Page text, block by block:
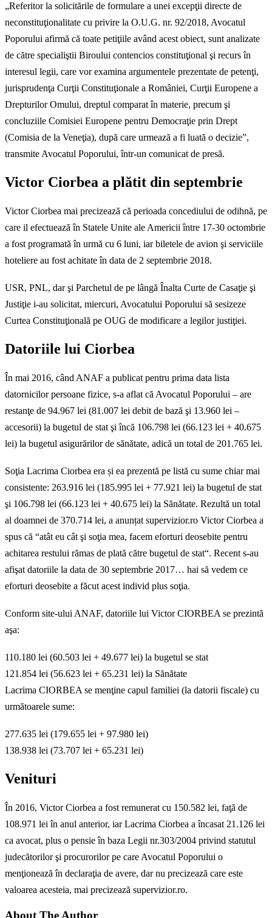
„Referitor la solicitările de formulare a unei excepţii directe de
neconstituţionalitate cu privire la O.U.G. nr. 92/2018, Avocatul
Poporului afirmă că toate petiţiile având acest obiect, sunt analizate
de către specialiştii Biroului contencios constituţional şi recurs în
interesul legii, care vor examina argumentele prezentate de petenţi,
jurisprudenţa Curţii Constituţionale a României, Curţii Europene a
Drepturilor Omului, dreptul comparat în materie, precum şi
concluziile Comisiei Europene pentru Democraţie prin Drept
(Comisia de la Veneţia), după care urmează a fi luată o decizie”,
transmite Avocatul Poporului, într-un comunicat de presă.
Victor Ciorbea a plătit din septembrie
Victor Ciorbea mai precizează că perioada concediului de odihnă, pe
care il efectuează în Statele Unite ale Americii între 17-30 octombrie
a fost programată în urmă cu 6 luni, iar biletele de avion şi serviciile
hoteliere au fost achitate în data de 2 septembrie 2018.
USR, PNL, dar şi Parchetul de pe lângă Înalta Curte de Casaţie şi
Justiţie i-au solicitat, miercuri, Avocatului Poporului să sesizeze
Curtea Constituţională pe OUG de modificare a legilor justiţiei.
Datoriile lui Ciorbea
În mai 2016, când ANAF a publicat pentru prima data lista
datornicilor persoane fizice, s-a aflat că Avocatul Poporului – are
restanţe de 94.967 lei (81.007 lei debit de bază şi 13.960 lei –
accesorii) la bugetul de stat şi încă 106.798 lei (66.123 lei + 40.675
lei) la bugetul asigurărilor de sănătate, adică un total de 201.765 lei.
Soţia Lacrima Ciorbea era și ea prezentă pe listă cu sume chiar mai
consistente: 263.916 lei (185.995 lei + 77.921 lei) la bugetul de stat
şi 106.798 lei (66.123 lei + 40.675 lei) la Sănătate. Rezultă un total
al doamnei de 370.714 lei, a anunțat supervizior.ro Victor Ciorbea a
spus că “atât eu cât şi soţia mea, facem eforturi deosebite pentru
achitarea restului rămas de plată către bugetul de stat“. Recent s-au
afişat datoriile la data de 30 septembrie 2017… hai să vedem ce
eforturi deosebite a făcut acest individ plus soţia.
Conform site-ului ANAF, datoriile lui Victor CIORBEA se prezintă
aşa:
110.180 lei (60.503 lei + 49.677 lei) la bugetul se stat
121.854 lei (56.623 lei + 65.231 lei) la Sănătate
Lacrima CIORBEA se menţine capul familiei (la datorii fiscale) cu
următoarele sume:
277.635 lei (179.655 lei + 97.980 lei)
138.938 lei (73.707 lei + 65.231 lei)
Venituri
În 2016, Victor Ciorbea a fost remunerat cu 150.582 lei, faţă de
108.971 lei în anul anterior, iar Lacrima Ciorbea a încasat 21.126 lei
ca avocat, plus o pensie în baza Legii nr.303/2004 privind statutul
judecătorilor şi procurorilor pe care Avocatul Poporului o
menţionează în declaraţia de avere, dar nu precizează care este
valoarea acesteia, mai precizează supervizior.ro.
About The Author